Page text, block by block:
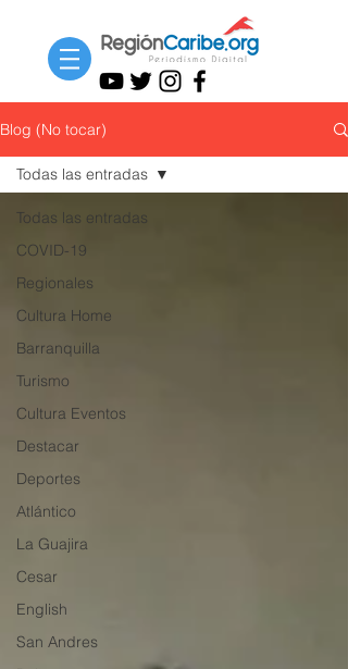
Blog (No tocar)
Todas las entradas
COVID-19
Regionales
Cultura Home
Barranquilla
Turismo
Cultura Eventos
Destacar
Deportes
Atlántico
La Guajira
Cesar
English
San Andres
Todas las entradas